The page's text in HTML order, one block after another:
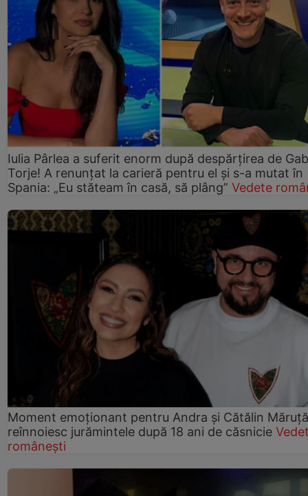
Iulia Pârlea a suferit enorm după despărțirea de
Torje! A renunțat la carieră pentru el și s-a mutat în
Spania: „Eu stăteam în casă, să plâng” Vedete
Moment emoționant pentru Andra și Cătălin
reînnoiesc jurămintele după 18 ani de căsnicie
românești